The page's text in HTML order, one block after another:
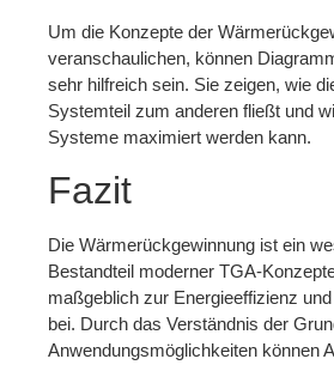
Um die Konzepte der
veranschaulichen, können
sehr hilfreich sein. Sie zeigen, wie
Systemteil zum anderen fließt und
Systeme maximiert werden kann.
Fazit
Die Wärmerückgewinnung ist ein
Bestandteil moderner TGA-
maßgeblich zur Energieeffizienz
bei. Durch das Verständnis der
Anwendungsmöglichkeiten können